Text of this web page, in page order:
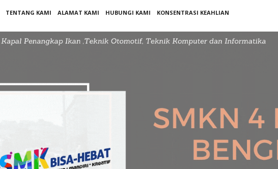
TENTANG KAMI ALAMAT KAMI HUBUNGI KAMI KONSENTRASI KEAHLIAN